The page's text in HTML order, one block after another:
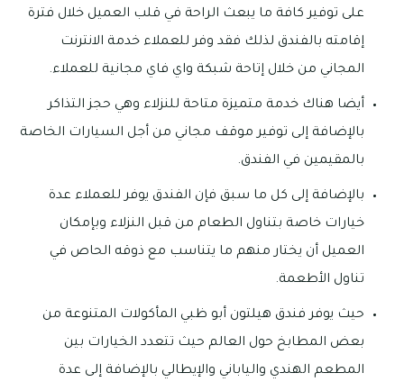
على توفير كافة ما يبعث الراحة في قلب العميل خلال فترة
إقامته بالفندق لذلك فقد وفر للعملاء خدمة الانترنت
المجاني من خلال إتاحة شبكة واي فاي مجانية للعملاء.
أيضا هناك خدمة متميزة متاحة للنزلاء وهي حجز التذاكر
بالإضافة إلى توفير موقف مجاني من أجل السيارات الخاصة
بالمقيمين في الفندق.
بالإضافة إلى كل ما سبق فإن الفندق يوفر للعملاء عدة
خيارات خاصة بتناول الطعام من قبل النزلاء وبإمكان
العميل أن يختار منهم ما يتناسب مع ذوقه الحاص في
تناول الأطعمة.
حيث يوفر فندق هيلتون أبو ظبي المأكولات المتنوعة من
بعض المطابخ حول العالم حيث تتعدد الخيارات بين
المطعم الهندي والياباني والإيطالي بالإضافة إلى عدة